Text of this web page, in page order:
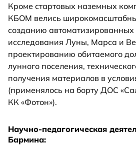
Кроме стартовых наземных
КБОМ велись
созданию автоматизированных
исследования Луны, Марса и
проектированию обитаемого
лунного поселения,
получения материалов в
(применялось на борту ДОС
КК «Фотон»).
Научно-педагогическая
Бармина: